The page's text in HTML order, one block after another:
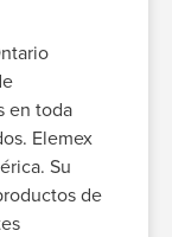
en toda
Elemex
Su
de